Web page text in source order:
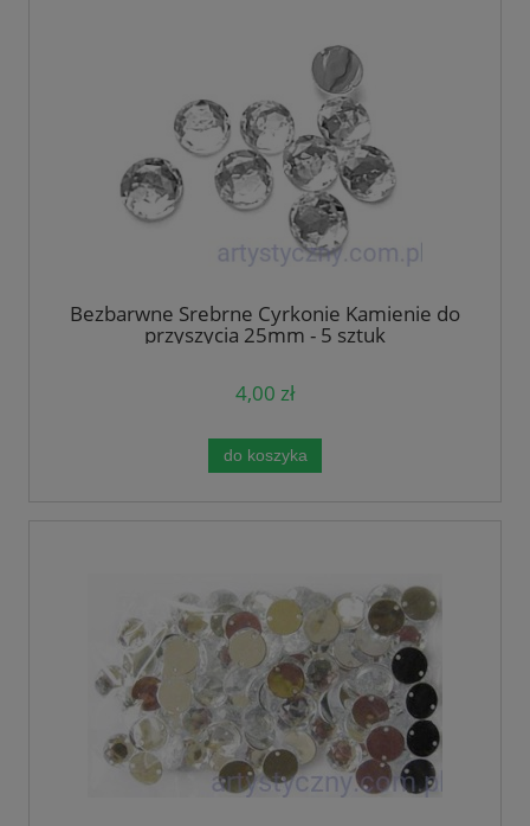
Bezbarwne Srebrne Cyrkonie Kamienie do
przyszycia 25mm - 5 sztuk
4,00 zł
do koszyka